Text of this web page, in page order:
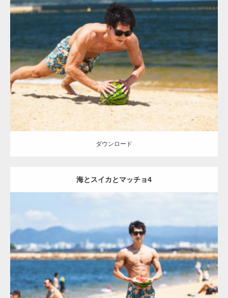
Update:2021.07.6
Category: 海のマッチョ オレンジの人 AKIHITO(細マッチョ)
上腕三
頭筋
肩 血管
ダウンロード
ダウンロード
海とスイカとマッチョ4
2021.07.8
Category:海のマッチョ オレンジの人 AKIHITO(細マッチョ) 大胸筋
肩 腹筋
ダウンロード